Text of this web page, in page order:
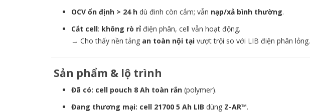
OCV ổn định > 24 h dù đinh còn cắm; vẫn nạp/xả bình thường.
Cắt cell: không rò rỉ điện phân, cell vẫn hoạt động.
→ Cho thấy nền tảng an toàn nội tại vượt trội so với LIB điện phân lỏng.
Sản phẩm & lộ trình
Đã có: cell pouch 8 Ah toàn rắn (polymer).
Đang thương mại: cell 21700 5 Ah LIB dùng Z-AR™.